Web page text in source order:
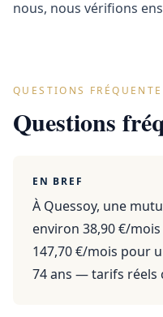
nous, nous vérifions
QUESTIONS
Questions
EN BREF
À Quessoy, une
environ 38,90 €/
147,70 €/mois pour
74 ans — tarifs réels